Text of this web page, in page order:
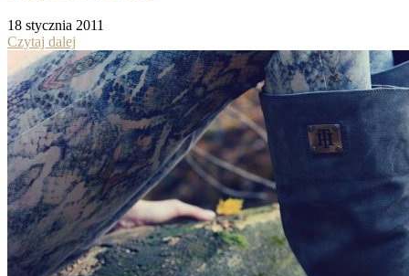
18 stycznia 2011
Czytaj dalej